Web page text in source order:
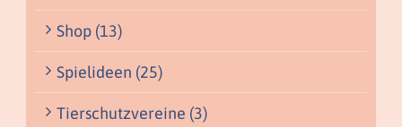
Shop (13)
Spielideen (25)
Tierschutzvereine (3)